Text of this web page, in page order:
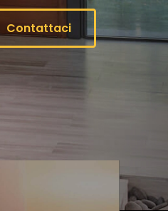
Contattaci